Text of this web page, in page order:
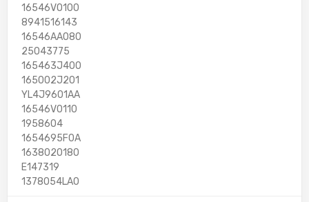
16546VO100
8941516143
16546AA080
25043775
165463J400
165002J201
YL4J9601AA
16546V0110
1958604
1654695F0A
1638020180
E147319
1378054LA0